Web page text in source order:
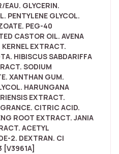
EAU. GLYCERIN.
PENTYLENE GLYCOL.
PEG-40
CASTOR OIL. AVENA
EXTRACT.
HIBISCUS SABDARIFFA
SODIUM
XANTHAN GUM.
HARUNGANA
EXTRACT.
CITRIC ACID.
ROOT EXTRACT. JANIA
ACETYL
2. DEXTRAN. CI
[V3961A]